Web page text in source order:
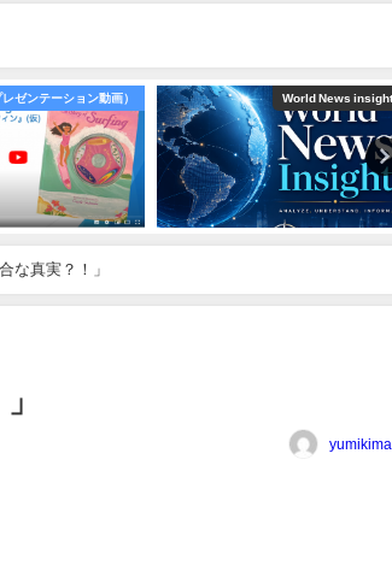
ゼンテーション動画） World News
な真実？！」
yumikima